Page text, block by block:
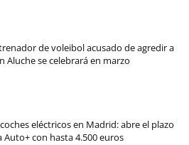
de voleibol acusado de agredir a
Aluche se celebrará en marzo
eléctricos en Madrid: abre el plazo
Auto+ con hasta 4.500 euros